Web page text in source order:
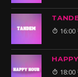
16:00
18:00